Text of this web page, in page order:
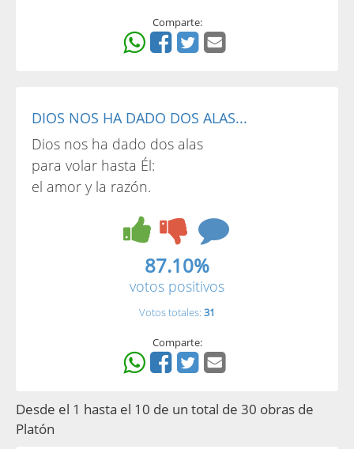
Comparte:
DIOS NOS HA DADO DOS ALAS...
Dios nos ha dado dos alas
para volar hasta Él:
el amor y la razón.
87.10%
votos positivos
Votos totales: 31
Comparte:
Desde el 1 hasta el 10 de un total de 30 obras de
Platón